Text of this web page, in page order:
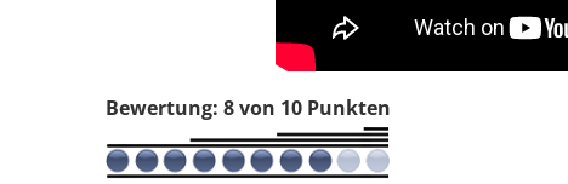
Bewertung: 8 von 10 Punkten